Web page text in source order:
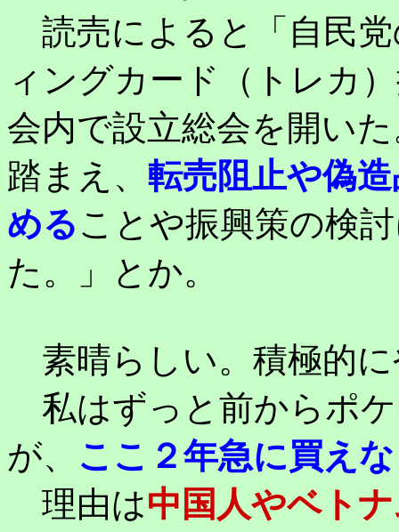
読売によると「自民
ィングカード（トレカ
会内で設立総会を開い
踏まえ、 転売阻止や偽
めることや振興策の検
た。」とか。
素晴らしい。積極的
私はずっと前からポ
が、 ここ２年急に買え
理由は中国人やベト